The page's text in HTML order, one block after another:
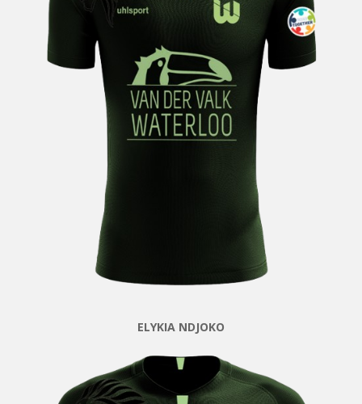
ELYKIA NDJOKO